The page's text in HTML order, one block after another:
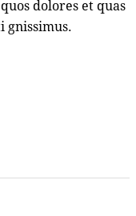
dolores et quas
gnissimus.